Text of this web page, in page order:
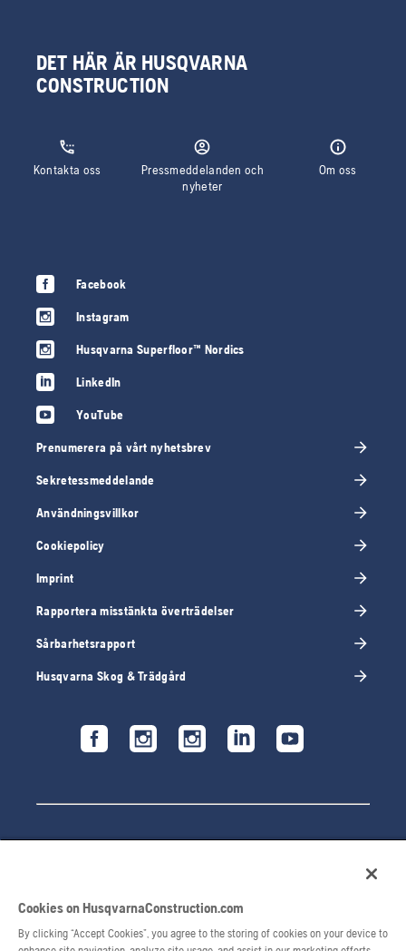
DET HÄR ÄR HUSQVARNA
CONSTRUCTION
Kontakta oss
Pressmeddelanden och
nyheter
Om oss
Facebook
Instagram
Husqvarna Superfloor™ Nordics
LinkedIn
YouTube
Prenumerera på vårt nyhetsbrev
Sekretessmeddelande
Användningsvillkor
Cookiepolicy
Imprint
Rapportera misstänkta överträdelser
Sårbarhetsrapport
Husqvarna Skog & Trädgård
© 2026 Husqvarna AB. Alla rättigheter förbehålls.
Cookies on HusqvarnaConstruction.com
By clicking “Accept Cookies”, you agree to the storing of cookies on your device to